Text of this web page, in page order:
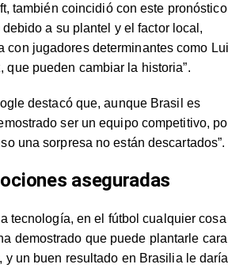
también coincidió con este
a su plantel y el factor local,
con jugadores determinantes como
que pueden cambiar la historia”.
destacó que, aunque Brasil es
ser un equipo competitivo,
una sorpresa no están descartados”.
aseguradas
tecnología, en el fútbol cualquier cosa
demostrado que puede plantarle
y un buen resultado en Brasilia le daría